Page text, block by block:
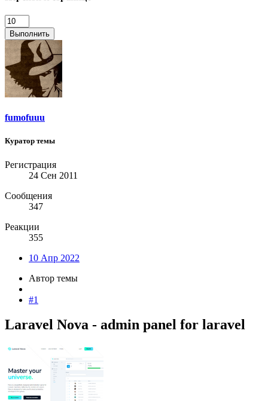
Выполнить
fumofuuu
Куратор темы
Регистрация
24 Сен 2011
Сообщения
347
Реакции
355
10 Апр 2022
Автор темы
#1
Laravel Nova - admin panel for laravel​